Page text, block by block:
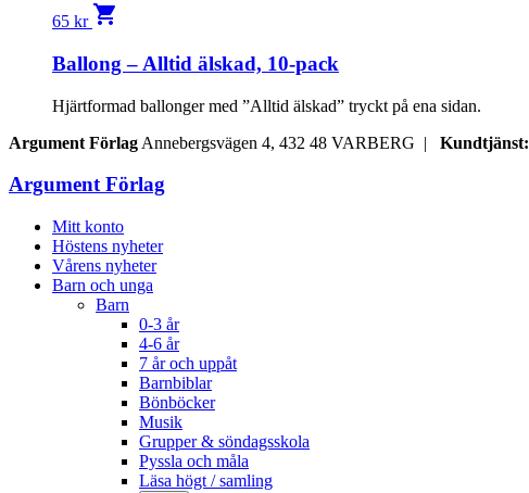
65 kr shopping_cart
Ballong – Alltid älskad, 10-pack
Hjärtformad ballonger med ”Alltid älskad” tryckt på ena sidan.
Argument Förlag Annebergsvägen 4, 432 48 VARBERG | Kundtjänst:
Argument Förlag
Mitt konto
Höstens nyheter
Vårens nyheter
Barn och unga
Barn
0-3 år
4-6 år
7 år och uppåt
Barnbiblar
Bönböcker
Musik
Grupper & söndagsskola
Pyssla och måla
Läsa högt / samling